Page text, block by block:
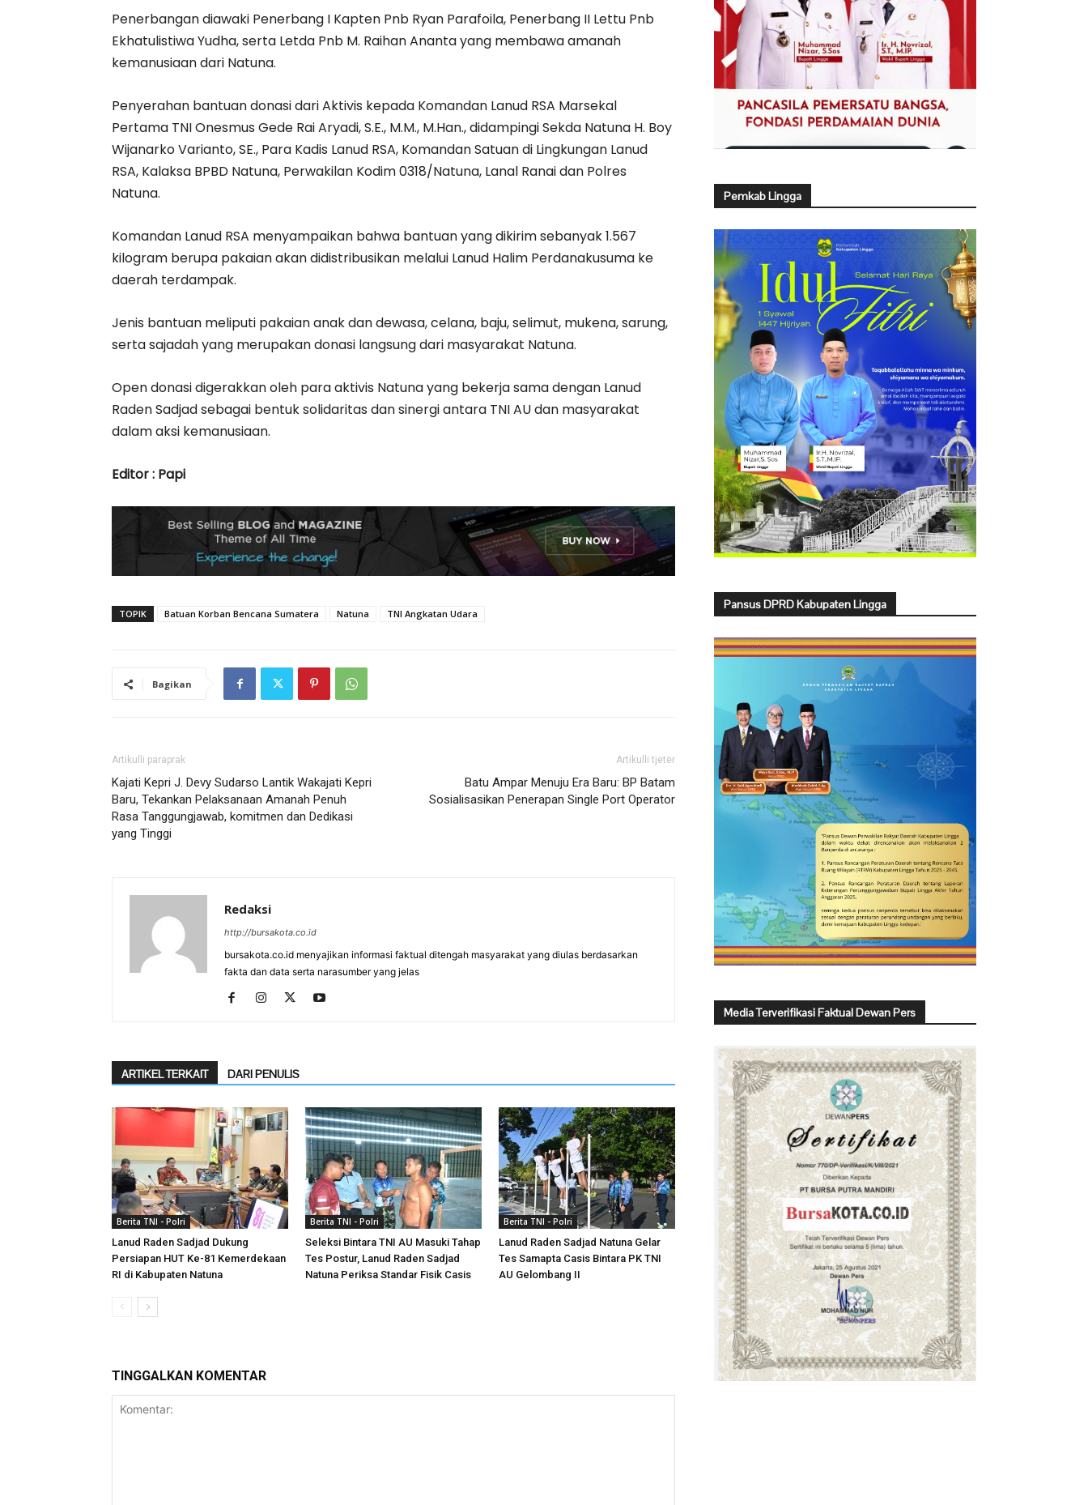
Penerbangan diawaki Penerbang I Kapten Pnb Ryan Parafoila, Penerbang II Lettu Pnb
Ekhatulistiwa Yudha, serta Letda Pnb M. Raihan Ananta yang membawa amanah
kemanusiaan dari Natuna.
Penyerahan bantuan donasi dari Aktivis kepada Komandan Lanud RSA Marsekal
Pertama TNI Onesmus Gede Rai Aryadi, S.E., M.M., M.Han., didampingi Sekda Natuna H. Boy
Wijanarko Varianto, SE., Para Kadis Lanud RSA, Komandan Satuan di Lingkungan Lanud
RSA, Kalaksa BPBD Natuna, Perwakilan Kodim 0318/Natuna, Lanal Ranai dan Polres
Natuna.
Komandan Lanud RSA menyampaikan bahwa bantuan yang dikirim sebanyak 1.567
kilogram berupa pakaian akan didistribusikan melalui Lanud Halim Perdanakusuma ke
daerah terdampak.
Jenis bantuan meliputi pakaian anak dan dewasa, celana, baju, selimut, mukena, sarung,
serta sajadah yang merupakan donasi langsung dari masyarakat Natuna.
Open donasi digerakkan oleh para aktivis Natuna yang bekerja sama dengan Lanud
Raden Sadjad sebagai bentuk solidaritas dan sinergi antara TNI AU dan masyarakat
dalam aksi kemanusiaan.
Editor : Papi
TOPIK Batuan Korban Bencana Sumatera Natuna TNI Angkatan Udara
Bagikan
Artikulli paraprak
Kajati Kepri J. Devy Sudarso Lantik Wakajati Kepri
Baru, Tekankan Pelaksanaan Amanah Penuh
Rasa Tanggungjawab, komitmen dan Dedikasi
yang Tinggi
Artikulli tjetër
Batu Ampar Menuju Era Baru: BP Batam
Sosialisasikan Penerapan Single Port Operator
Redaksi
http://bursakota.co.id
bursakota.co.id menyajikan informasi faktual ditengah masyarakat yang diulas berdasarkan
fakta dan data serta narasumber yang jelas
ARTIKEL TERKAIT DARI PENULIS
Berita TNI - Polri
Lanud Raden Sadjad Dukung
Persiapan HUT Ke-81 Kemerdekaan
RI di Kabupaten Natuna
Berita TNI - Polri
Seleksi Bintara TNI AU Masuki Tahap
Tes Postur, Lanud Raden Sadjad
Natuna Periksa Standar Fisik Casis
Berita TNI - Polri
Lanud Raden Sadjad Natuna Gelar
Tes Samapta Casis Bintara PK TNI
AU Gelombang II
TINGGALKAN KOMENTAR
Pemkab Lingga
Pansus DPRD Kabupaten Lingga
Media Terverifikasi Faktual Dewan Pers